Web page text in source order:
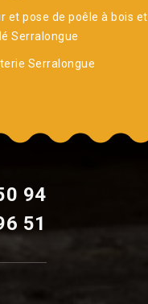
et pose de poêle à bois et
Serralongue
Serralongue
94
51